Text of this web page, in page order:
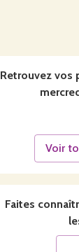
Retrouvez vos
Voir
Faites